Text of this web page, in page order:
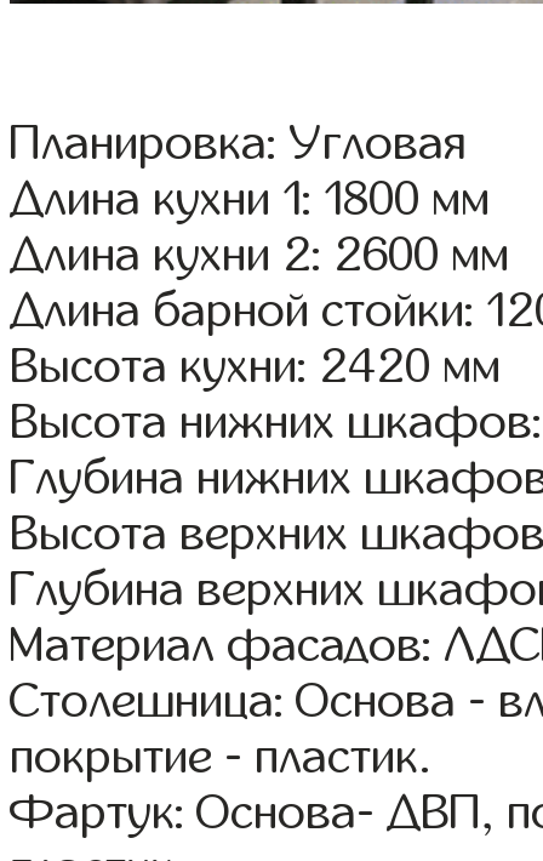
Планировка: Угловая
Длина кухни 1: 1800 мм
Длина кухни 2: 2600 мм
Длина барной стойки:
Высота кухни: 2420 мм
Высота нижних
Глубина нижних
Высота верхних
Глубина верхних
Материал фасадов:
Столешница: Основа -
покрытие - пластик.
Фартук: Основа- ДВП,